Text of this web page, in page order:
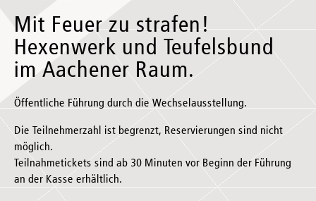
Mit Feuer zu strafen!
Hexenwerk und Teufelsbund
im Aachener Raum.
Öffentliche Führung durch die Wechselausstellung.
Die Teilnehmerzahl ist begrenzt, Reservierungen sind nicht
möglich.
Teilnahmetickets sind ab 30 Minuten vor Beginn der Führung
an der Kasse erhältlich.